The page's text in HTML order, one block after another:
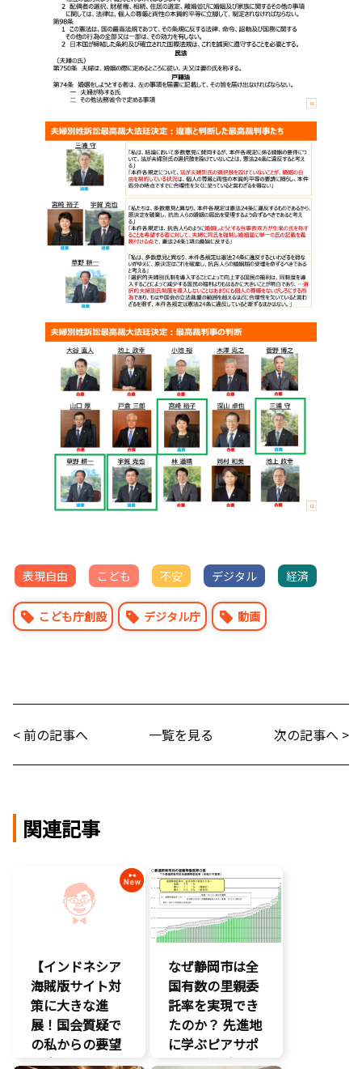
表現自由 こども 不安 デジタル 経済
こども庁創設 デジタル庁 動画
< 前の記事へ 一覧を見る 次の記事へ >
関連記事
【インドネシア
海賊版サイト対
策に大きな進
展！国会質疑で
の私からの要望
に応え、三谷法
なぜ静岡市は全
国有数の里親委
託率を実現でき
たのか？ 先進地
に学ぶピアサポ
ートと支援体制